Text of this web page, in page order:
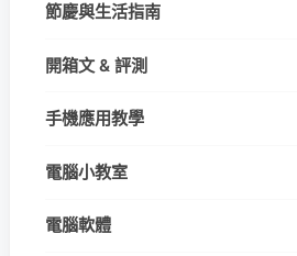
節慶與生活指南
開箱文 & 評測
手機應用教學
電腦小教室
電腦軟體